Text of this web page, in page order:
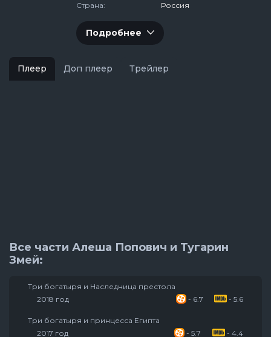
Страна:
Россия
Подробнее
Плеер Доп плеер Трейлер
Все части Алеша Попович и Тугарин
Змей:
Три богатыря и Наследница престола
2018 год
- 6.7 - 5.6
Три богатыря и принцесса Египта
2017 год
- 5.7 - 4.4